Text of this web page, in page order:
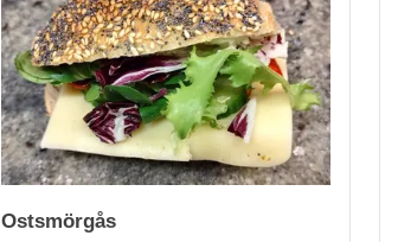
Ostsmörgås